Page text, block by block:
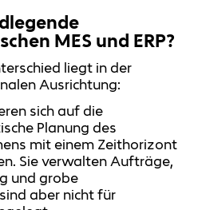
MES und ERP?
liegt in der
Ausrichtung:
sich auf die
Planung des
mit einem Zeithorizont
Sie verwalten Aufträge,
und grobe
aber nicht für